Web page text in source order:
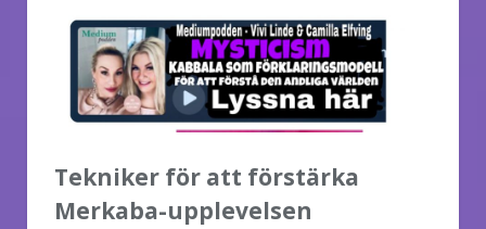
Tekniker för att förstärka
Merkaba-upplevelsen